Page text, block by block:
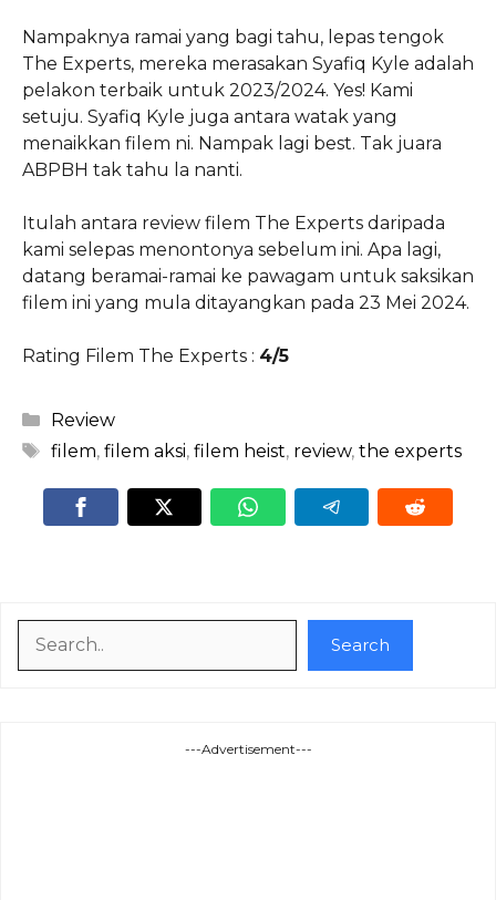
Nampaknya ramai yang bagi tahu, lepas tengok
The Experts, mereka merasakan Syafiq Kyle adalah
pelakon terbaik untuk 2023/2024. Yes! Kami
setuju. Syafiq Kyle juga antara watak yang
menaikkan filem ni. Nampak lagi best. Tak juara
ABPBH tak tahu la nanti.
Itulah antara review filem The Experts daripada
kami selepas menontonya sebelum ini. Apa lagi,
datang beramai-ramai ke pawagam untuk saksikan
filem ini yang mula ditayangkan pada 23 Mei 2024.
Rating Filem The Experts : 4/5
Categories
Review
Tags
filem, filem aksi, filem heist, review, the experts
Search
---Advertisement---